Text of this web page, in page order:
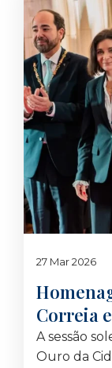
27 Mar 2026
Correia
A sessão
Ouro da